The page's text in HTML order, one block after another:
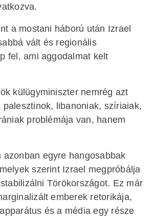
a mostani háború után Izrael
vált és regionális
fel, ami aggodalmat kelt
külügyminiszter nemrég azt
palesztinok, libanoniak, szíriaiak,
problémája van, hanem
azonban egyre hangosabbak
szerint Izrael megpróbálja
Törökországot. Ez már
emberek retorikája,
és a média egy része